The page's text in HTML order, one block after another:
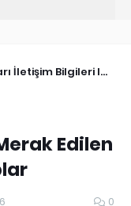
İletişim Bilgileri I
Edilen
0